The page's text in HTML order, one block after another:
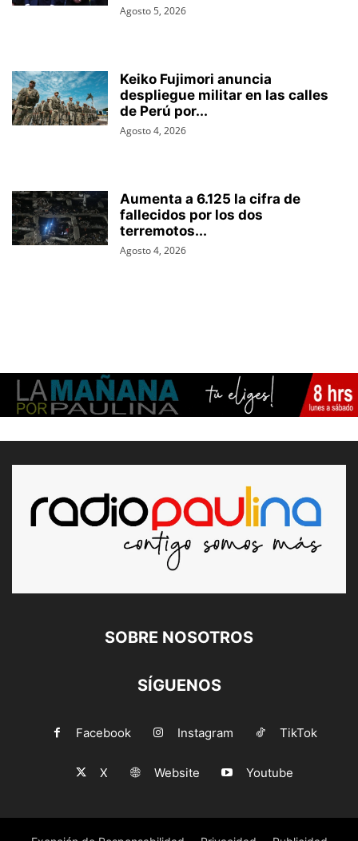
Agosto 5, 2026
Keiko Fujimori anuncia
despliegue militar en las calles
de Perú por...
Agosto 4, 2026
Aumenta a 6.125 la cifra de
fallecidos por los dos
terremotos...
Agosto 4, 2026
SOBRE NOSOTROS
SÍGUENOS
Facebook Instagram TikTok
X Website Youtube